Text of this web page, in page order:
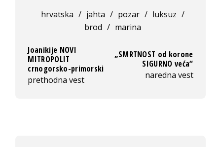
hrvatska / jahta / pozar / luksuz /
brod / marina
Joanikije NOVI
MITROPOLIT
crnogorsko-primorski
prethodna vest
„SMRTNOST od korone
SIGURNO veća“
naredna vest